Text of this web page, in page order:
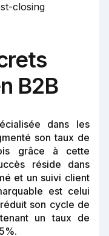
closing
B2B
dans les
son taux de
grâce à cette
réside dans
et un suivi client
est celui
son cycle de
un taux de